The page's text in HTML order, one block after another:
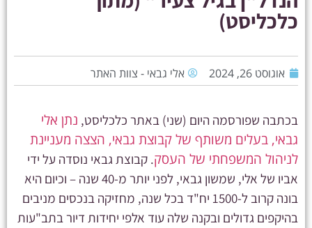
כלכליסט)
אוגוסט 26, 2024 אלי גבאי - צוות האתר
בכתבה שפורסמה היום (שני) באתר כלכליסט, נתן אלי
גבאי, בעלים משותף של קבוצת גבאי, הצצה מעניינת
לניהול המשפחתי של העסק. קבוצת גבאי נוסדה על ידי
אביו של אלי, שמשון גבאי, לפני יותר מ-40 שנה – וכיום היא
בונה קרוב ל-1500 יח"ד בכל שנה, מחזיקה בנכסים מניבים
בהיקפים גדולים ובקנה שלה עוד אלפי יחידות דיור בתב"עות